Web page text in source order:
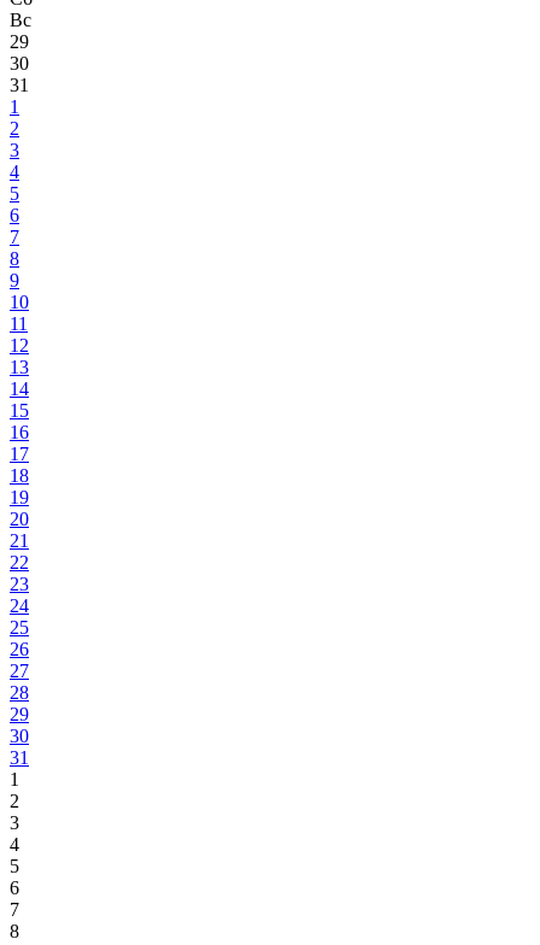
Вс
29
30
31
1
2
3
4
5
6
7
8
9
10
11
12
13
14
15
16
17
18
19
20
21
22
23
24
25
26
27
28
29
30
31
1
2
3
4
5
6
7
8